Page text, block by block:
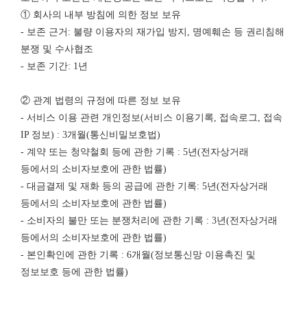
① 회사의 내부 방침에 의한 정보 보유
- 보존 근거: 불량 이용자의 재가입 방지, 명예훼손 등 권리침해
분쟁 및 수사협조
- 보존 기간: 1년
② 관계 법령의 규정에 따른 정보 보유
- 서비스 이용 관련 개인정보(서비스 이용기록, 접속로그, 접속
IP 정보) : 3개월(통신비밀보호법)
- 계약 또는 청약철회 등에 관한 기록 : 5년(전자상거래
등에서의 소비자보호에 관한 법률)
- 대금결제 및 재화 등의 공급에 관한 기록: 5년(전자상거래
등에서의 소비자보호에 관한 법률)
- 소비자의 불만 또는 분쟁처리에 관한 기록 : 3년(전자상거래
등에서의 소비자보호에 관한 법률)
- 본인확인에 관한 기록 : 6개월(정보통신망 이용촉진 및
정보보호 등에 관한 법률)